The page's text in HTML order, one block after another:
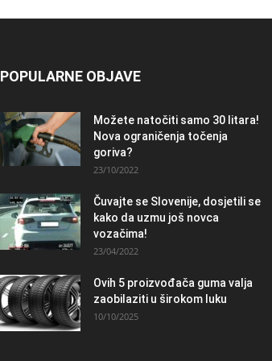
POPULARNE OBJAVE
Možete natočiti samo 30 litara!
Nova ograničenja točenja
goriva?
23/10/2022
Čuvajte se Slovenije, dosjetili se
kako da uzmu još novca
vozačima!
23/04/2022
Ovih 5 proizvođača guma valja
zaobilaziti u širokom luku
10/10/2025